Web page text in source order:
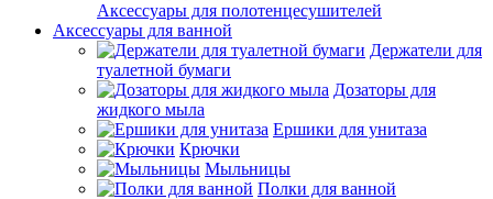
Аксессуары для полотенцесушителей
Аксессуары для ванной
Держатели для
туалетной бумаги
Дозаторы для
жидкого мыла
Ершики для унитаза
Крючки
Мыльницы
Полки для ванной